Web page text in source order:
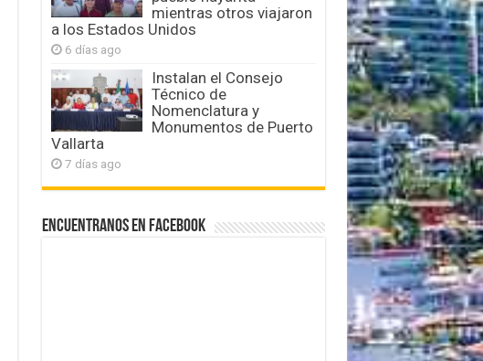
mientras otros viajaron
a los Estados Unidos
6 días ago
Instalan el Consejo
Técnico de
Nomenclatura y
Monumentos de Puerto
Vallarta
7 días ago
Encuentranos en Facebook